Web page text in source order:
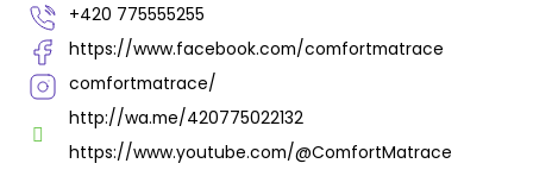
+420 775555255
https://www.facebook.com/comfortmatrace
comfortmatrace/
http://wa.me/420775022132
https://www.youtube.com/@ComfortMatrace